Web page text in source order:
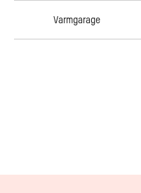
Varmgarage